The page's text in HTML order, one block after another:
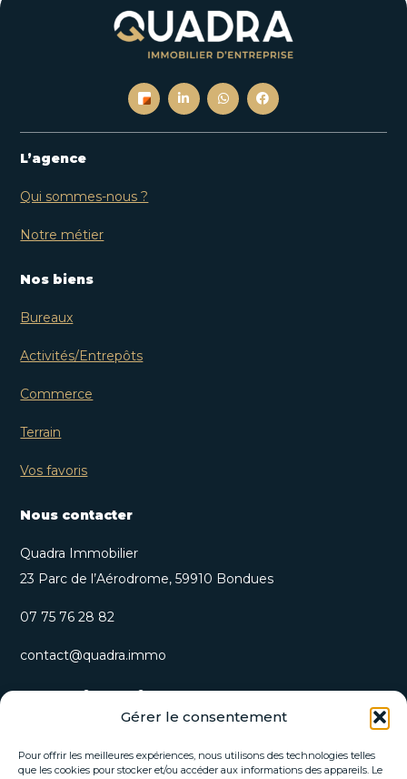
Gérer le consentement
Pour offrir les meilleures expériences, nous utilisons des technologies telles
que les cookies pour stocker et/ou accéder aux informations des appareils. Le
L’agence
Qui sommes-nous ?
Notre métier
Nos biens
Bureaux
Activités/Entrepôts
Commerce
Terrain
Vos favoris
Nous contacter
Quadra Immobilier
23 Parc de l’Aérodrome, 59910 Bondues
07 75 76 28 82
contact@quadra.immo
S’inscrire à notre newsletter
Recevez nos opportunités immobilières et actualités
directement par email.